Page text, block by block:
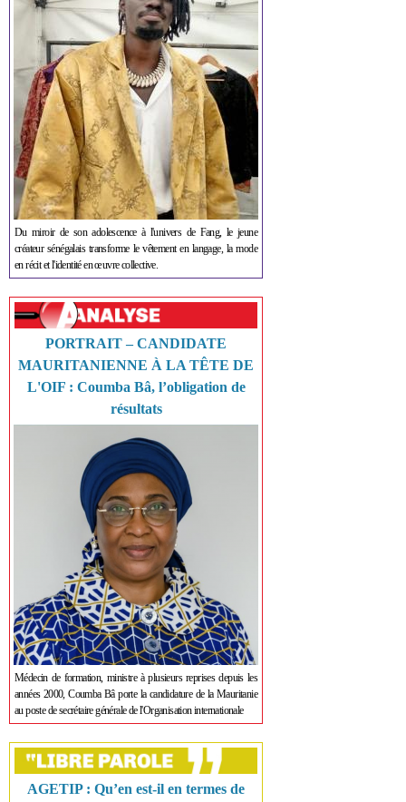
Du miroir de son adolescence à l'univers de Fang, le jeune
créateur sénégalais transforme le vêtement en langage, la mode
en récit et l'identité en œuvre collective.
PORTRAIT – CANDIDATE
MAURITANIENNE À LA TÊTE DE
L'OIF : Coumba Bâ, l’obligation de
résultats
Médecin de formation, ministre à plusieurs reprises depuis les
années 2000, Coumba Bâ porte la candidature de la Mauritanie
au poste de secrétaire générale de l'Organisation internationale
AGETIP : Qu’en est-il en termes de